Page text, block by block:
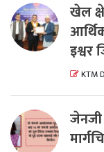
खेल
इश्वर
KTM